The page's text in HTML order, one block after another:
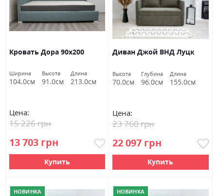
Кровать Дора 90х200
Ширина
104.0см
Высота
91.0см
Длина
213.0см
Цена:
13 703 грн
15 226 грн
Купить
Диван Джой ВНД Луцк
Высота
70.0см
Глубина
96.0см
Длина
155.0см
Цена:
22 097 грн
23 760 грн
Купить
НОВИНКА НОВИНКА